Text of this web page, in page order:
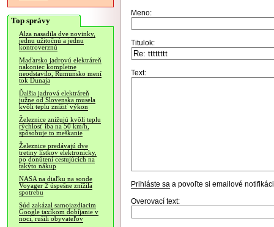
Top správy
Alza nasadila dve novinky,
jednu užitočnú a jednu
kontroverznú
Maďarsko jadrovú elektráreň
nakoniec kompletne
neodstavilo, Rumunsko mení
tok Dunaja
Ďalšia jadrová elektráreň
južne od Slovenska musela
kvôli teplu znížiť výkon
Železnice znižujú kvôli teplu
rýchlosť iba na 50 km/h,
spôsobuje to meškanie
Železnice predávajú dve
tretiny lístkov elektronicky,
po donútení cestujúcich na
takýto nákup
NASA na diaľku na sonde
Voyager 2 úspešne znížila
spotrebu
Súd zakázal samojazdiacim
Google taxíkom dobíjanie v
noci, rušili obyvateľov
Meno:
Titulok:
Text:
Prihláste sa a povoľte si emailové
Overovací text: